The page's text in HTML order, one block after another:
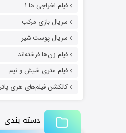
فیلم اخراجی ها ۱
سریال بازی مرکب
سریال پوست شیر
فیلم زن‌ها فرشته‌اند
فیلم متری شیش و نیم
کالکشن فیلم‌های هری پاتر
دسته بندی